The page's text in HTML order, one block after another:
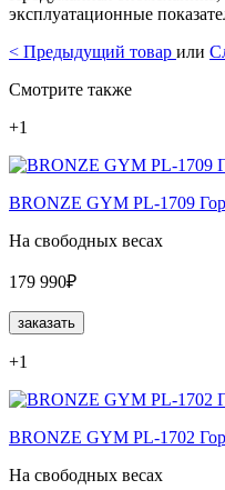
эксплуатационные
< Предыдущий товар или
Смотрите также
+1
BRONZE GYM PL-1709
На свободных весах
179 990₽
заказать
+1
BRONZE GYM PL-1702
На свободных весах